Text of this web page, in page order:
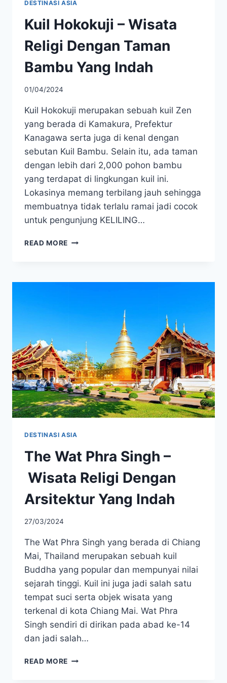
DESTINASI ASIA
Kuil Hokokuji – Wisata
Religi Dengan Taman
Bambu Yang Indah
01/04/2024
Kuil Hokokuji merupakan sebuah kuil Zen
yang berada di Kamakura, Prefektur
Kanagawa serta juga di kenal dengan
sebutan Kuil Bambu. Selain itu, ada taman
dengan lebih dari 2,000 pohon bambu
yang terdapat di lingkungan kuil ini.
Lokasinya memang terbilang jauh sehingga
membuatnya tidak terlalu ramai jadi cocok
untuk pengunjung KELILING…
READ MORE KUIL
RELIGI
DESTINASI ASIA
The Wat Phra Singh –
Wisata Religi Dengan
Arsitektur Yang Indah
27/03/2024
The Wat Phra Singh yang berada di Chiang
Mai, Thailand merupakan sebuah kuil
Buddha yang popular dan mempunyai nilai
sejarah tinggi. Kuil ini juga jadi salah satu
tempat suci serta objek wisata yang
terkenal di kota Chiang Mai. Wat Phra
Singh sendiri di dirikan pada abad ke-14
dan jadi salah…
READ MORE THE